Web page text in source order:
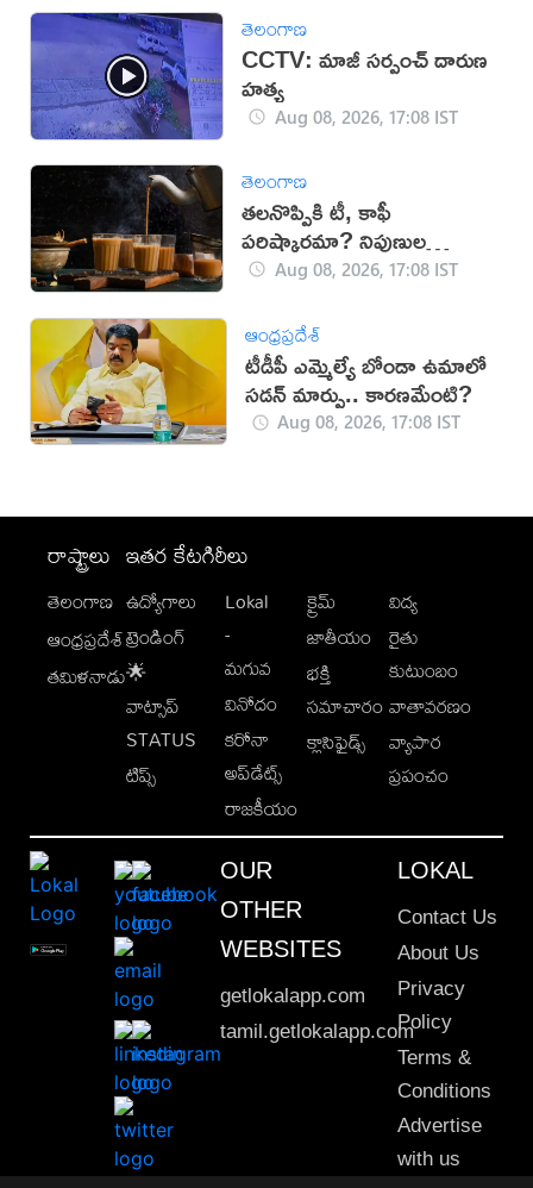
తెలంగాణ
CCTV: మాజీ సర్పంచ్ దారుణ
హత్య
Aug 08, 2026, 17:08 IST
తెలంగాణ
తలనొప్పికి టీ, కాఫీ
పరిష్కారమా? నిపుణుల
సూచనలు ఇవే!
Aug 08, 2026, 17:08 IST
ఆంధ్రప్రదేశ్
టీడీపీ ఎమ్మెల్యే బోండా ఉమాలో
సడన్‌ మార్పు.. కారణమేంటి?
Aug 08, 2026, 17:08 IST
రాష్ట్రాలు
తెలంగాణ
ఆంధ్రప్రదేశ్
తమిళనాడు
ఇతర కేటగిరీలు
ఉద్యోగాలు
ట్రెండింగ్
🌟
వాట్సాప్
STATUS
టిప్స్
Lokal
-
మగువ
వినోదం
కరోనా
అప్‌డేట్స్
రాజకీయం
క్రైమ్
జాతీయం
భక్తి
సమాచారం
క్లాసిఫైడ్స్
విద్య
రైతు
కుటుంబం
వాతావరణం
వ్యాపార
ప్రపంచం
OUR
OTHER
WEBSITES
getlokalapp.com
tamil.getlokalapp.com
LOKAL
Contact Us
About Us
Privacy
Policy
Terms &
Conditions
Advertise
with us